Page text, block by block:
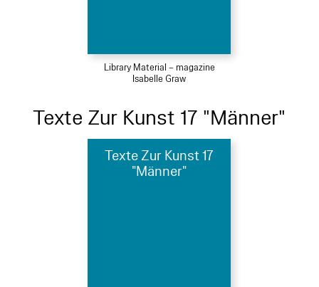
Library Material – magazine
Isabelle Graw
Texte Zur Kunst 17 "Männer"
Texte Zur Kunst 17
"Männer"